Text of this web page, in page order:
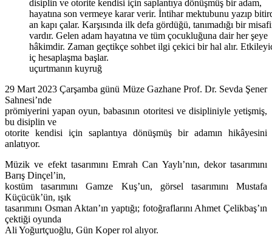
uçurtmanın kuyruğ
29 Mart 2023 Çarşamba günü Müze Gazhane Prof. Dr. Sevda Şener
Sahnesi’nde
prömiyerini yapan oyun, babasının otoritesi ve disipliniyle yetişmiş,
bu disiplin ve
otorite kendisi için saplantıya dönüşmüş bir adamın hikâyesini
anlatıyor.
Müzik ve efekt tasarımını Emrah Can Yaylı’nın, dekor tasarımını
Barış Dinçel’in,
kostüm tasarımını Gamze Kuş’un, görsel tasarımını Mustafa
Küçücük’ün, ışık
tasarımını Osman Aktan’ın yaptığı; fotoğraflarını Ahmet Çelikbaş’ın
çektiği oyunda
Ali Yoğurtçuoğlu, Gün Koper rol alıyor.